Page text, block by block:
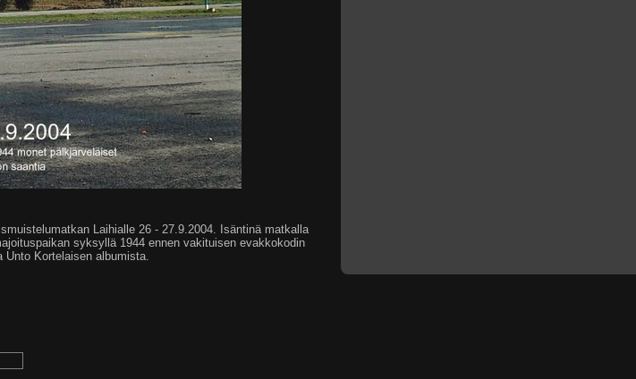
Laihialle 26 - 27.9.2004. Isäntinä matkalla
syksyllä 1944 ennen vakituisen evakkokodin
Unto Kortelaisen albumista.